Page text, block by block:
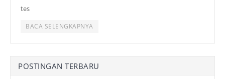
tes
BACA SELENGKAPNYA
POSTINGAN TERBARU